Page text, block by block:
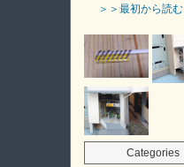
＞＞最初から読む
Categories